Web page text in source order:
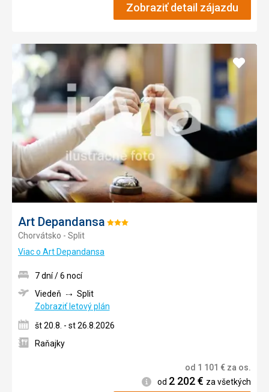
Zobraziť detail zájazdu
Art Depandansa Hodnotenie:
Chorvátsko - Split
Viac o Art Depandansa
Pridať
7 dní / 6 nocí
Viedeň
Split
Zobraziť letový plán
št 20.8. - st 26.8.2026
Raňajky
od 1 101 € za os.
Informácie
od 2 202€ za všetkých